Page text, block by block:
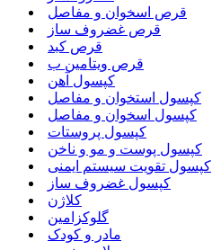
قرص اسخوان و مفاصل
قرص غضروف ساز
قرص کبد
قرص ویتامین ب
کپسول آهن
کپسول استخوان و مفاصل
کپسول اسخوان و مفاصل
کپسول پروستات
کپسول پوست و مو و ناخن
کپسول تقویت سیستم ایمنی
کپسول غضروف ساز
کلاژن
گلوکزامین
مادر و کودک